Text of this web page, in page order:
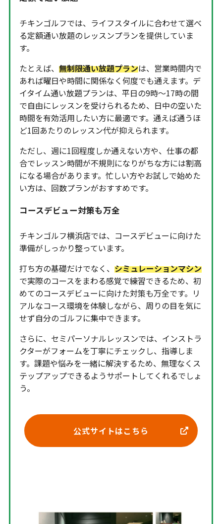
チキンゴルフでは、ライフスタイルに合わせて選べ
る定額通い放題のレッスンプランを提供していま
す。
たとえば、 無制限通い放題プランは、営業時間内で
あれば曜日や時間に関係なく何度でも通えます。デ
イタイム通い放題プランは、平日の9時〜17時の間
で自由にレッスンを受けられるため、日中の空いた
時間を有効活用したい方に最適です。通えば通うほ
ど1回あたりのレッスン代が抑えられます。
ただし、週に1回程度しか通えない方や、仕事の都
合でレッスン時間が不規則になりがちな方には割高
になる場合があります。忙しい方やお試しで始めた
い方は、回数プランがおすすめです。
コースデビュー対策も万全
チキンゴルフ横浜店では、コースデビューに向けた
準備がしっかり整っています。
打ち方の基礎だけでなく、 シミュレーションマシン
で実際のコースをまわる感覚で練習できるため、初
めてのコースデビューに向けた対策も万全です。リ
アルなコース環境を体験しながら、周りの目を気に
せず自分のゴルフに集中できます。
さらに、セミパーソナルレッスンでは、インストラ
クターがフォームを丁寧にチェックし、指導しま
す。課題や悩みを一緒に解決するため、無理なくス
テップアップできるようサポートしてくれるでしょ
う。
公式サイトはこちら